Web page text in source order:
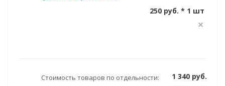
250 руб. * 1 шт
Стоимость товаров по отдельности: 1 340 руб.